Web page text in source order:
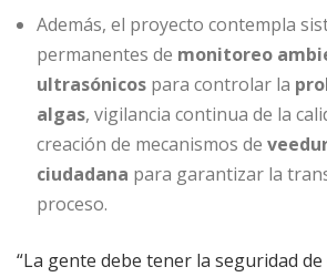
Además, el proyecto contempla
permanentes de monitoreo
ultrasónicos para controlar la
algas, vigilancia continua de la
creación de mecanismos de
ciudadana para garantizar la
proceso.
“La gente debe tener la seguridad de